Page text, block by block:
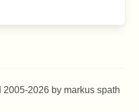
2026 by markus spath